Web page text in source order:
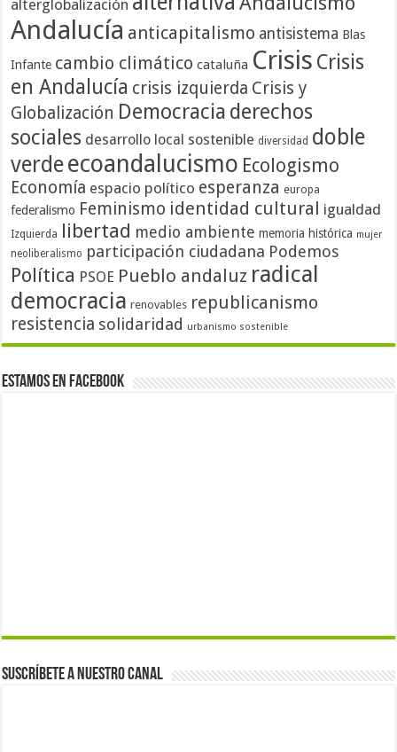
alterglobalización
Andalucía anticapitalismo antisistema Blas
Infante cambio climático cataluña Crisis Crisis
en Andalucía crisis izquierda Crisis y
Globalización Democracia derechos
sociales desarrollo local sostenible diversidad doble
verdeecoandalucismo Ecologismo
Economía espacio político esperanza europa
federalismo Feminismo identidad cultural igualdad
Izquierda libertad medio ambiente memoria histórica mujer
neoliberalismo participación ciudadana Podemos
Política PSOE Pueblo andaluz radical
democracia renovables republicanismo
resistencia solidaridad urbanismo sostenible
Estamos en Facebook
Suscríbete a nuestro canal